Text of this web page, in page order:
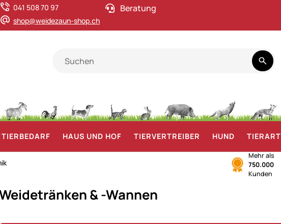
041 508 70 97
shop@weidezaun-shop.ch
Beratung
TIERBEDARF HAUS UND HOF TIERVERTREIBER HUND TIERART
Mehr als
750.000
Kunden
& -Wannen